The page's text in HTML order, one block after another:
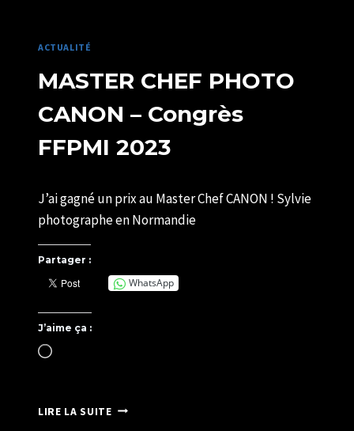
ACTUALITÉ
MASTER CHEF PHOTO
CANON – Congrès
FFPMI 2023
SYLVIE
CHATELAIS
J’ai gagné un prix au Master Chef CANON ! Sylvie
photographe en Normandie
Partager :
WhatsApp
J’aime ça :
Chargement…
LIRE LA SUITEMASTER